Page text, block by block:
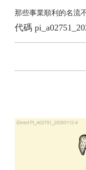
那些事業順利的名流
代碼